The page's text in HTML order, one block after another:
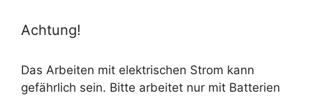
Achtung!
Das Arbeiten mit elektrischen Strom kann
gefährlich sein. Bitte arbeitet nur mit Batterien